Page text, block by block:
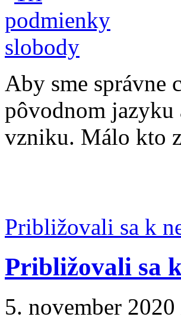
Aby sme správne
pôvodnom
vzniku. Málo kto
Približovali sa k
Približovali sa
5. november